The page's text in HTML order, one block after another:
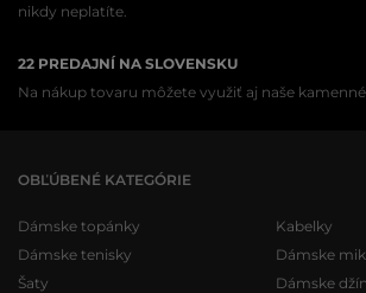
nikdy neplatíte.
22 PREDAJNÍ NA SLOVENSKU
Na nákup tovaru môžete využiť aj naše
OBĽÚBENÉ KATEGÓRIE
Dámske topánky
Dámske tenisky
Šaty
Kabelky
Dámske
Dámske